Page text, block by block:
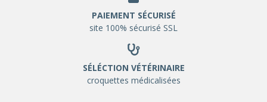
PAIEMENT SÉCURISÉ
site 100% sécurisé SSL
SÉLÉCTION VÉTÉRINAIRE
croquettes médicalisées